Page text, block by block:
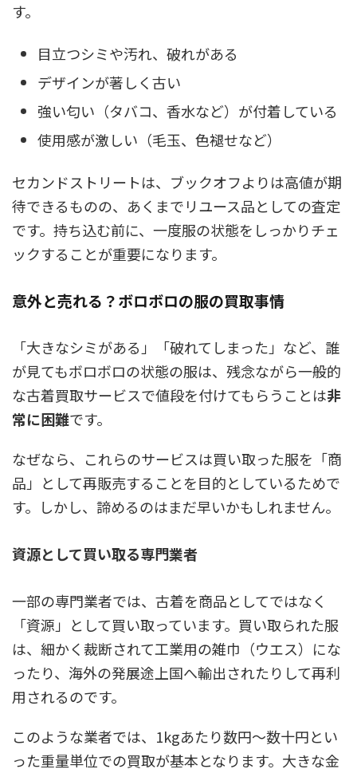
す。
目立つシミや汚れ、破れがある
デザインが著しく古い
強い匂い（タバコ、香水など）が付着している
使用感が激しい（毛玉、色褪せなど）
セカンドストリートは、ブックオフよりは高値が期
待できるものの、あくまでリユース品としての査定
です。持ち込む前に、一度服の状態をしっかりチェ
ックすることが重要になります。
意外と売れる？ボロボロの服の買取事情
「大きなシミがある」「破れてしまった」など、誰
が見てもボロボロの状態の服は、残念ながら一般的
な古着買取サービスで値段を付けてもらうことは非
常に困難です。
なぜなら、これらのサービスは買い取った服を「商
品」として再販売することを目的としているためで
す。しかし、諦めるのはまだ早いかもしれません。
資源として買い取る専門業者
一部の専門業者では、古着を商品としてではなく
「資源」として買い取っています。買い取られた服
は、細かく裁断されて工業用の雑巾（ウエス）にな
ったり、海外の発展途上国へ輸出されたりして再利
用されるのです。
このような業者では、 1kgあたり数円～数十円とい
った重量単位での買取が基本となります。大きな金